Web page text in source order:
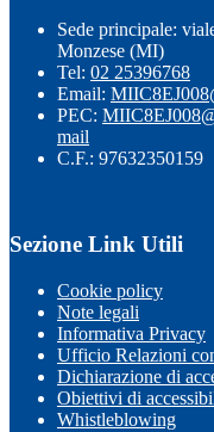
Sede principale:
Monzese (MI)
Tel: 02 25396768
Email:
PEC:
mail
C.F.: 97632350159
Sezione Link Utili
Cookie policy
Note legali
Informativa Privacy
Ufficio Relazioni
Dichiarazione di
Obiettivi di
Whistleblowing